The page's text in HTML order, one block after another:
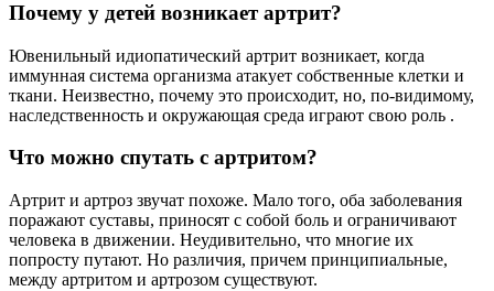
Почему у детей возникает артрит?
Ювенильный идиопатический артрит возникает, когда
иммунная система организма атакует собственные клетки и
ткани. Неизвестно, почему это происходит, но, по-видимому,
наследственность и окружающая среда играют свою роль .
Что можно спутать с артритом?
Артрит и артроз звучат похоже. Мало того, оба заболевания
поражают суставы, приносят с собой боль и ограничивают
человека в движении. Неудивительно, что многие их
попросту путают. Но различия, причем принципиальные,
между артритом и артрозом существуют.